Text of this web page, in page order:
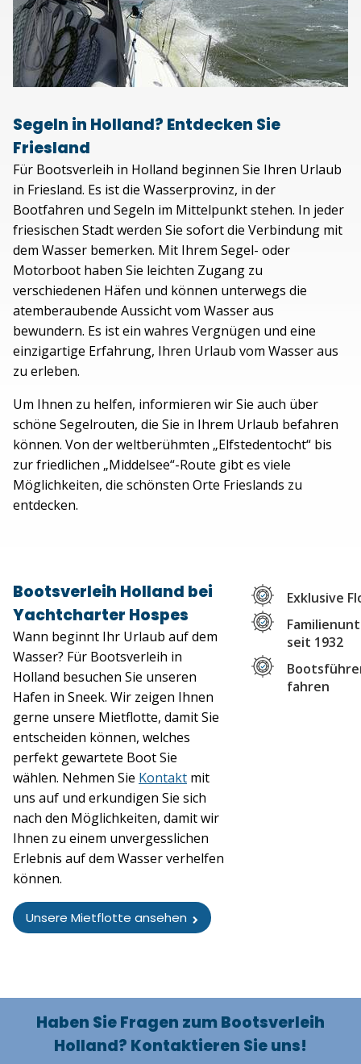
Segeln in Holland? Entdecken Sie
Friesland
Für Bootsverleih in Holland beginnen Sie Ihren Urlaub
in Friesland. Es ist die Wasserprovinz, in der
Bootfahren und Segeln im Mittelpunkt stehen. In jeder
friesischen Stadt werden Sie sofort die Verbindung mit
dem Wasser bemerken. Mit Ihrem Segel- oder
Motorboot haben Sie leichten Zugang zu
verschiedenen Häfen und können unterwegs die
atemberaubende Aussicht vom Wasser aus
bewundern. Es ist ein wahres Vergnügen und eine
einzigartige Erfahrung, Ihren Urlaub vom Wasser aus
zu erleben.
Um Ihnen zu helfen, informieren wir Sie auch über
schöne Segelrouten, die Sie in Ihrem Urlaub befahren
können. Von der weltberühmten „Elfstedentocht“ bis
zur friedlichen „Middelsee“-Route gibt es viele
Möglichkeiten, die schönsten Orte Frieslands zu
entdecken.
Bootsverleih Holland bei
Yachtcharter Hospes
Wann beginnt Ihr Urlaub auf dem
Wasser? Für Bootsverleih in
Holland besuchen Sie unseren
Hafen in Sneek. Wir zeigen Ihnen
gerne unsere Mietflotte, damit Sie
entscheiden können, welches
perfekt gewartete Boot Sie
wählen. Nehmen Sie Kontakt mit
uns auf und erkundigen Sie sich
nach den Möglichkeiten, damit wir
Ihnen zu einem unvergesslichen
Erlebnis auf dem Wasser verhelfen
können.
Unsere Mietflotte ansehen
Exklusive
seit 1932
fahren
Haben Sie Fragen zum Bootsverleih
Holland? Kontaktieren Sie uns!